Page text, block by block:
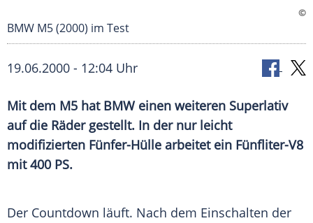
©
BMW M5 (2000) im Test
19.06.2000 - 12:04 Uhr
Mit dem M5 hat BMWeinen weiteren Superlativ
auf die Räder gestellt. In der nur leicht
modifizierten Fünfer-Hülle arbeitet ein Fünfliter-V8
mit 400 PS.
Der Countdown läuft. Nach dem Einschalten der